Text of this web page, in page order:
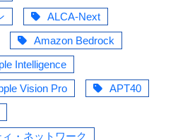
ALCA-Next
Amazon Bedrock
Intelligence
Vision Pro
APT40
・ネットワーク